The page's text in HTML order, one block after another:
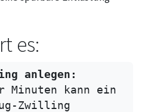
es:
anlegen:
Minuten kann ein
Zwilling